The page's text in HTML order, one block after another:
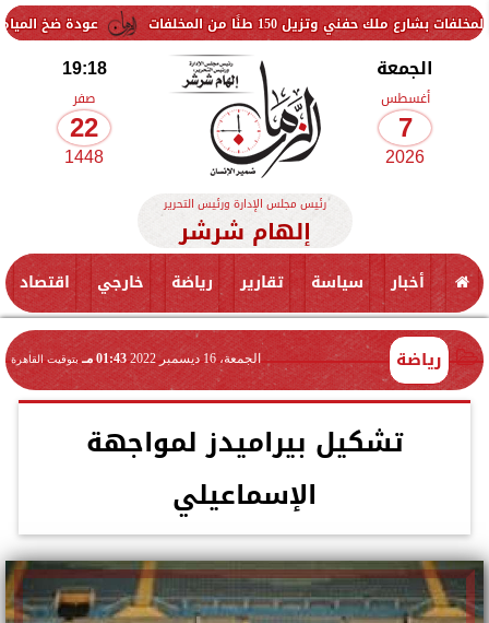
عودة ضخ المياه تدريجيًا 150 طنًا من المخلفات
الجمعة
أغسطس
7
2026
19:18
صفر
22
1448
رئيس مجلس الإدارة ورئيس التحرير
إلهام شرشر
أخبار سياسة تقارير رياضة خارجي اقتصاد
رياضة الجمعة، 16 ديسمبر 2022 01:43 مـ بتوقيت القاهرة
تشكيل بيراميدز لمواجهة
الإسماعيلي